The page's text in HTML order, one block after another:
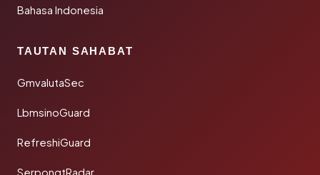
Bahasa Indonesia
TAUTAN SAHABAT
GmvalutaSec
LbmsinoGuard
RefreshiGuard
SerpongtRadar